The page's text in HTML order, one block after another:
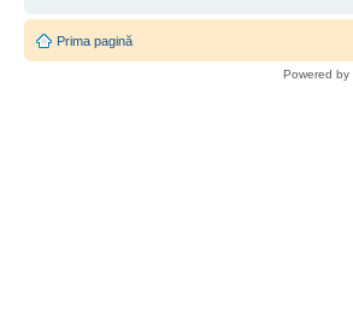
Prima pagină
Powered by